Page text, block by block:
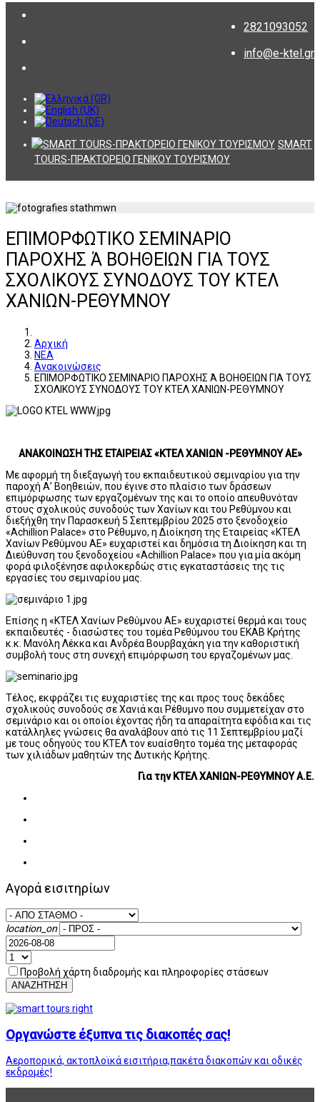
2821093052
info@e-ktel.gr
SMART
TOURS-ΠΡΑΚΤΟΡΕΙΟ ΓΕΝΙΚΟΥ ΤΟΥΡΙΣΜΟΥ
ΕΠΙΜΟΡΦΩΤΙΚΟ ΣΕΜΙΝΑΡΙΟ
ΠΑΡΟΧΗΣ Ά ΒΟΗΘΕΙΩΝ ΓΙΑ ΤΟΥΣ
ΣΧΟΛΙΚΟΥΣ ΣΥΝΟΔΟΥΣ ΤΟΥ ΚΤΕΛ
ΧΑΝΙΩΝ-ΡΕΘΥΜΝΟΥ
Αρχική
ΝΕΑ
Ανακοινώσεις
ΕΠΙΜΟΡΦΩΤΙΚΟ ΣΕΜΙΝΑΡΙΟ ΠΑΡΟΧΗΣ Ά ΒΟΗΘΕΙΩΝ ΓΙΑ ΤΟΥΣ
ΣΧΟΛΙΚΟΥΣ ΣΥΝΟΔΟΥΣ ΤΟΥ ΚΤΕΛ ΧΑΝΙΩΝ-ΡΕΘΥΜΝΟΥ
ΑΝΑΚΟΙΝΩΣΗ ΤΗΣ ΕΤΑΙΡΕΙΑΣ «ΚΤΕΛ ΧΑΝΙΩΝ -ΡΕΘΥΜΝΟΥ ΑΕ»
Με αφορμή τη διεξαγωγή του εκπαιδευτικού σεμιναρίου για την
παροχή Α’ Βοηθειών, που έγινε στο πλαίσιο των δράσεων
επιμόρφωσης των εργαζομένων της και το οποίο απευθυνόταν
στους σχολικούς συνοδούς των Χανίων και του Ρεθύμνου και
διεξήχθη την Παρασκευή 5 Σεπτεμβρίου 2025 στο ξενοδοχείο
«Achillion Palace» στο Ρέθυμνο, η Διοίκηση της Εταιρείας «ΚΤΕΛ
Χανίων Ρεθύμνου ΑΕ» ευχαριστεί και δημόσια τη Διοίκηση και τη
Διεύθυνση του ξενοδοχείου «Achillion Palace» που για μία ακόμη
φορά φιλοξένησε αφιλοκερδώς στις εγκαταστάσεις της τις
εργασίες του σεμιναρίου μας.
Επίσης η «ΚΤΕΛ Χανίων Ρεθύμνου ΑΕ» ευχαριστεί θερμά και τους
εκπαιδευτές - διασώστες του τομέα Ρεθύμνου του ΕΚΑΒ Κρήτης
κ.κ. Μανόλη Λέκκα και Ανδρέα Βουρβαχάκη για την καθοριστική
συμβολή τους στη συνεχή επιμόρφωση του εργαζομένων μας.
Τέλος, εκφράζει τις ευχαριστίες της και προς τους δεκάδες
σχολικούς συνοδούς σε Χανιά και Ρέθυμνο που συμμετείχαν στο
σεμινάριο και οι οποίοι έχοντας ήδη τα απαραίτητα εφόδια και τις
κατάλληλες γνώσεις θα αναλάβουν από τις 11 Σεπτεμβρίου μαζί
με τους οδηγούς του ΚΤΕΛ τον ευαίσθητο τομέα της μεταφοράς
των χιλιάδων μαθητών της Δυτικής Κρήτης.
Για την ΚΤΕΛ ΧΑΝΙΩΝ-ΡΕΘΥΜΝΟΥ Α.Ε.
Αγορά εισιτηρίων
location_on
Προβολή χάρτη διαδρομής και πληροφορίες στάσεων
ΑΝΑΖΗΤΗΣΗ
Οργανώστε έξυπνα τις διακοπές σας!
Αεροπορικά, ακτοπλοϊκά εισιτήρια,πακέτα διακοπών και οδικές
εκδρομές!